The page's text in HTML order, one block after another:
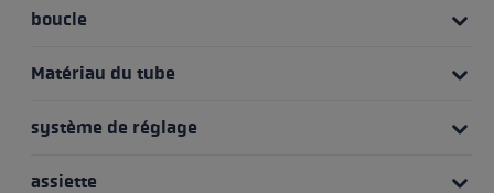
boucle
Matériau du tube
système de réglage
assiette